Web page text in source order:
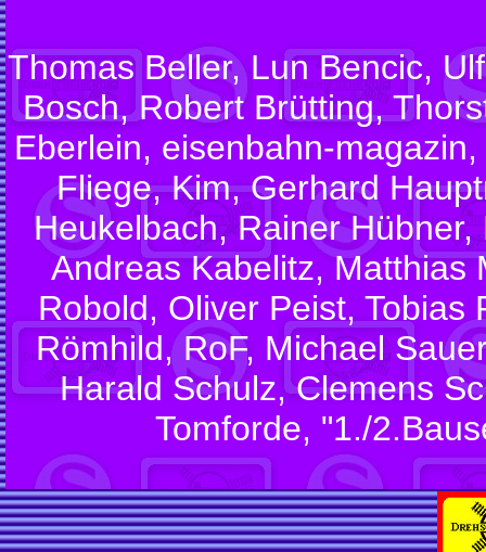
Thomas Beller, Lun Bencic,
Bosch, Robert Brütting,
Eberlein, eisenbahn-
Fliege, Kim, Gerhard
Heukelbach, Rainer
Andreas Kabelitz, Matthias
Robold, Oliver Peist, Tobias
Römhild, RoF, Michael
Harald Schulz, Clemens
Tomforde, "1./